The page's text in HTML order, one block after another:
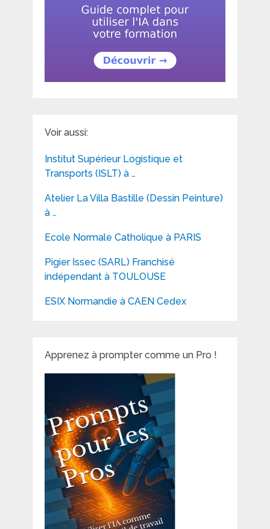
Voir aussi:
Institut Supérieur Logistique et
Transports (ISLT) à …
Atelier La Villa Bastille (Dessin Peinture)
à …
Ecole Normale Catholique à PARIS
Pigier Issec (SARL) Franchisé
indépendant à TOULOUSE
ESIX Normandie à CAEN Cedex
Apprenez à prompter comme un Pro !